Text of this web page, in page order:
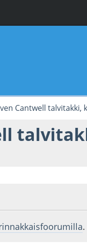
Cantwell talvitakki,